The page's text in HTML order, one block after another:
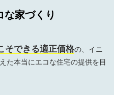
な家づくり
そできる適正価格の、イニ
た本当にエコな住宅の提供を目